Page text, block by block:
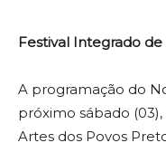
Festival Integrado
A programação do
próximo sábado
Artes dos Povos